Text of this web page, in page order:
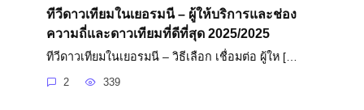
ทีวีดาวเทียมในเยอรมนี – ผู้ให้บริการและช่อง
ความถี่และดาวเทียมที่ดีที่สุด 2025/2025
ทีวีดาวเทียมในเยอรมนี – วิธีเลือก เชื่อมต่อ ผู้ให […
2 339